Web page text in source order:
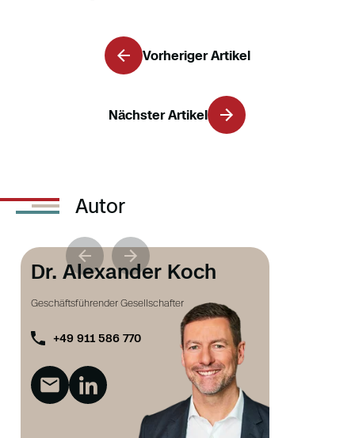
Vorheriger Artikel
Nächster Artikel
Autor
Dr. Alexander Koch
Geschäftsführender Gesellschafter
+49 911 586 770